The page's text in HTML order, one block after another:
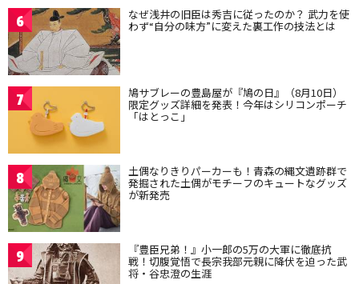
6 なぜ浅井の旧臣は秀吉に従ったのか？ 武力を使
わず“自分の味方”に変えた裏工作の技法とは
7 鳩サブレーの豊島屋が『鳩の日』（8月10日）
限定グッズ詳細を発表！今年はシリコンポーチ
「はとっこ」
8 土偶なりきりパーカーも！青森の縄文遺跡群で
発掘された土偶がモチーフのキュートなグッズ
が新発売
9 『豊臣兄弟！』小一郎の5万の大軍に徹底抗
戦！切腹覚悟で長宗我部元親に降伏を迫った武
将・谷忠澄の生涯